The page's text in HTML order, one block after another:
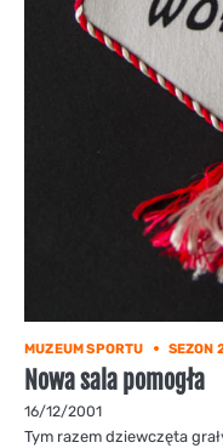
MUZEUM SPORTU
Nowa sala pomogła
16/12/2001
Tym razem dziewczęta